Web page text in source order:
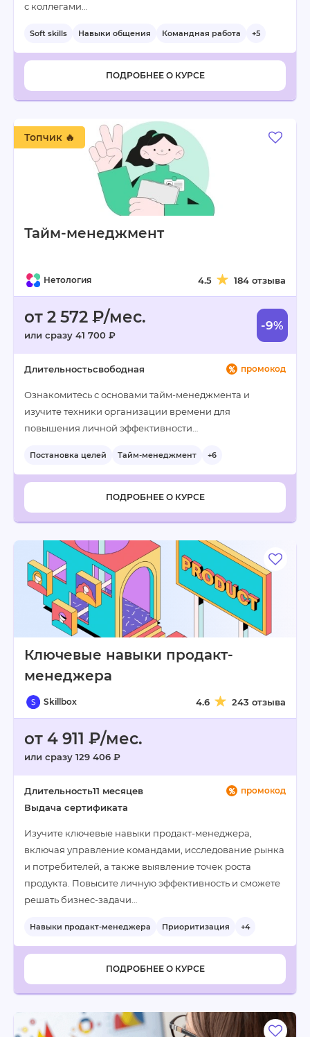
с коллегами…
Soft skills Навыки общения Командная работа +5
ПОДРОБНЕЕ О КУРСЕ
Тайм-менеджмент
Нетология 4.5 184 отзыва
от 2 572 ₽/мес.
или сразу 41 700 ₽
-9%
промокод
Длительностьсвободная
Ознакомитесь с основами тайм-менеджмента и
изучите техники организации времени для
повышения личной эффективности…
Постановка целей Тайм-менеджмент +6
ПОДРОБНЕЕ О КУРСЕ
Топчик 🔥
Ключевые навыки продакт-
менеджера
Skillbox 4.6 243 отзыва
от 4 911 ₽/мес.
или сразу 129 406 ₽
промокод
Длительность11 месяцев
Выдача сертификата
Изучите ключевые навыки продакт-менеджера,
включая управление командами, исследование рынка
и потребителей, а также выявление точек роста
продукта. Повысите личную эффективность и сможете
решать бизнес-задачи…
Навыки продакт-менеджера Приоритизация +4
ПОДРОБНЕЕ О КУРСЕ